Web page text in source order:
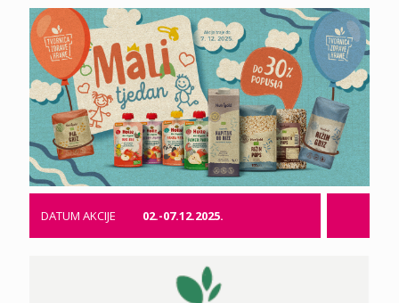
DATUM AKCIJE 02.-07.12.2025.